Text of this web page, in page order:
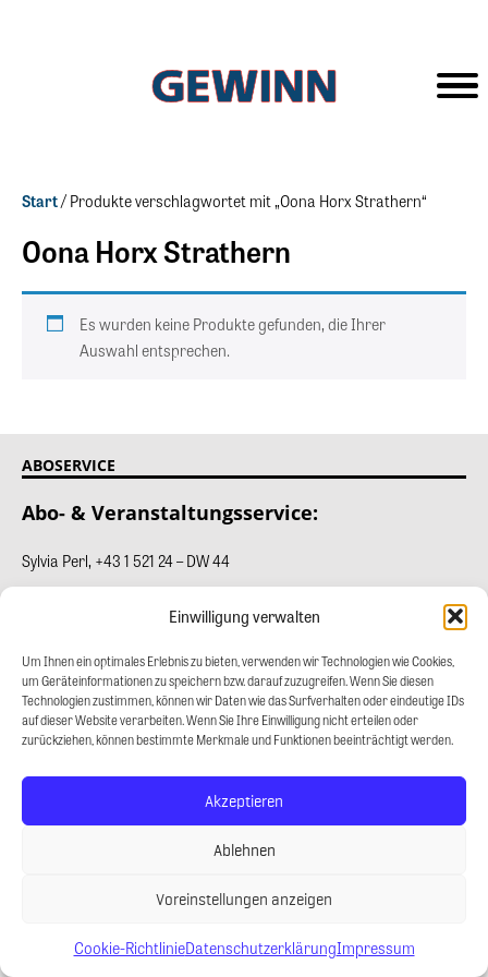
Einwilligung verwalten
Um Ihnen ein optimales Erlebnis zu bieten, verwenden wir Technologien wie Cookies,
um Geräteinformationen zu speichern bzw. darauf zuzugreifen. Wenn Sie diesen
Technologien zustimmen, können wir Daten wie das Surfverhalten oder eindeutige IDs
auf dieser Website verarbeiten. Wenn Sie Ihre Einwilligung nicht erteilen oder
zurückziehen, können bestimmte Merkmale und Funktionen beeinträchtigt werden.
Akzeptieren
Ablehnen
Voreinstellungen anzeigen
Cookie-RichtlinieDatenschutzerklärungImpressum
Start/ Produkte verschlagwortet mit „Oona Horx Strathern“
Oona Horx Strathern
Es wurden keine Produkte gefunden, die Ihrer
Auswahl entsprechen.
ABOSERVICE
Abo- & Veranstaltungsservice:
Sylvia Perl, +43 1 521 24 – DW 44
Isabella Tocauer, +43 1 521 24 – DW 14
Fragen zu Ihrem Abonnement:abo@gewinn.com
KONTAKT
Wailand & Waldstein Ges.m.b.H.
Stiftgasse 31